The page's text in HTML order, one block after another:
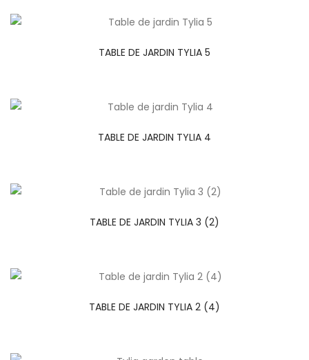
TABLE DE JARDIN TYLIA 5
TABLE DE JARDIN TYLIA 4
TABLE DE JARDIN TYLIA 3 (2)
TABLE DE JARDIN TYLIA 2 (4)